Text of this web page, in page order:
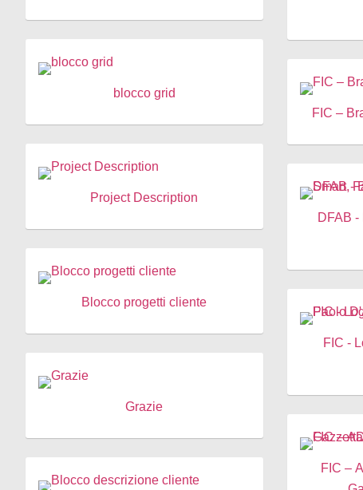
blocco grid
Project Description
Blocco progetti cliente
Grazie
FIC –
DFAB
FIC -
FIC –